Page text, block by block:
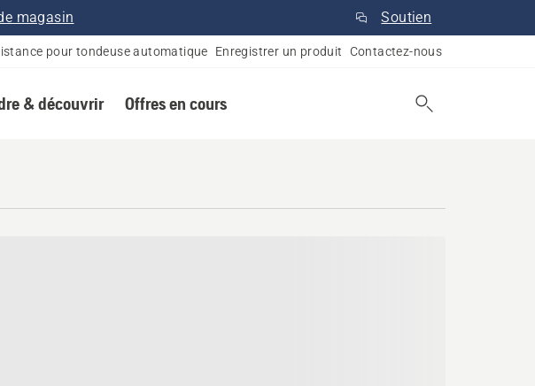
magasin Soutien
pour tondeuse automatique Enregistrer un produit Contactez-nous
& découvrir Offres en cours